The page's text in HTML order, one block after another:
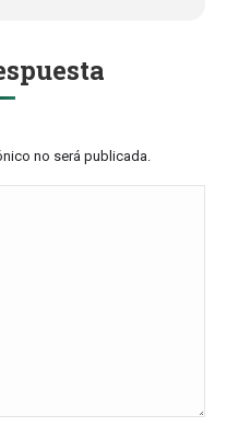
no será publicada.